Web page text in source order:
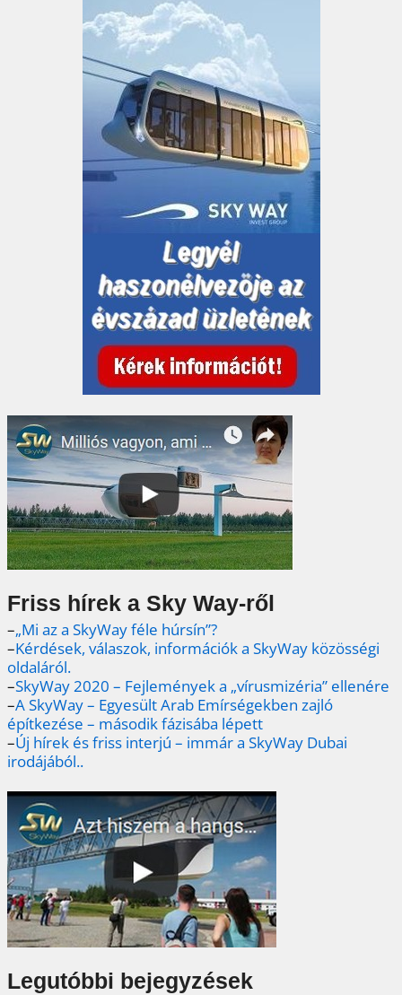
Friss hírek a Sky Way-ről
–„Mi az a SkyWay féle húrsín”?
–Kérdések, válaszok, információk a SkyWay közösségi
oldaláról.
–SkyWay 2020 – Fejlemények a „vírusmizéria” ellenére
–A SkyWay – Egyesült Arab Emírségekben zajló
építkezése – második fázisába lépett
–Új hírek és friss interjú – immár a SkyWay Dubai
irodájából..
Legutóbbi bejegyzések